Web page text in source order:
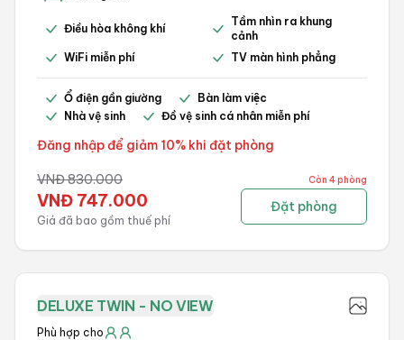
Điều hòa không khí
Tầm nhìn ra khung
cảnh
WiFi miễn phí
TV màn hình phẳng
Ổ điện gần giường
Bàn làm việc
Nhà vệ sinh
Đồ vệ sinh cá nhân miễn phí
Đăng nhập để giảm 10% khi đặt phòng
VNĐ830.000
VNĐ 747.000
Giá đã bao gồm thuế phí
Còn 4 phòng
Đặt phòng
DELUXE TWIN - NO VIEW
Phù hợp cho